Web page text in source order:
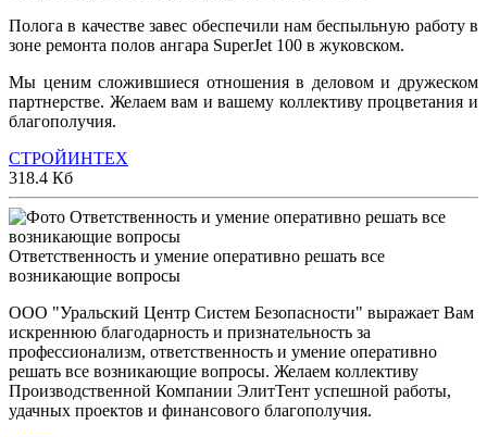
Полога в качестве завес обеспечили нам беспыльную работу в
зоне ремонта полов ангара SuperJet 100 в жуковском.
Мы ценим сложившиеся отношения в деловом и дружеском
партнерстве. Желаем вам и вашему коллективу процветания и
благополучия.
СТРОЙИНТЕХ
318.4 Кб
Ответственность и умение оперативно решать все
возникающие вопросы
ООО "Уральский Центр Систем Безопасности" выражает Вам
искреннюю благодарность и признательность за
профессионализм, ответственность и умение оперативно
решать все возникающие вопросы. Желаем коллективу
Производственной Компании ЭлитТент успешной работы,
удачных проектов и финансового благополучия.